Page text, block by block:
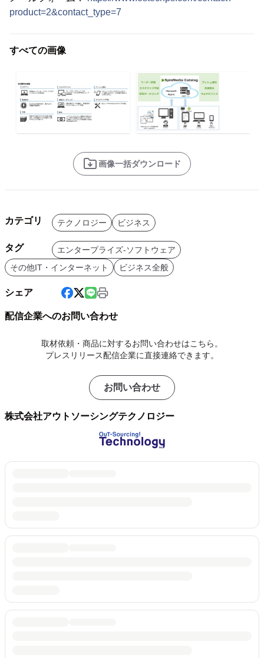
product=2&contact_type=7
すべての画像
画像一括ダウンロード
カテゴリ テクノロジー ビジネス
タグ
エンタープライズ-ソフトウェア
その他IT・インターネット
ビジネス全般
シェア
配信企業へのお問い合わせ
取材依頼・商品に対するお問い合わせはこちら。
プレスリリース配信企業に直接連絡できます。
お問い合わせ
株式会社アウトソーシングテクノロジー